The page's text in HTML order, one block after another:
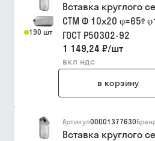
190 шт
Вставка круглого
СТМ Ф 10х20 φ=65º
ГОСТ Р50302-92
1 149,24 ₽/шт
вкл ндс
в корзину
Артикул00001377630
Вставка круглого